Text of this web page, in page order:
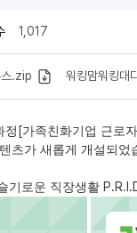
1,017
스.zip 워킹맘워킹대
정 [가족친화기업 근로
츠가 새롭게 개설되었
기로운 직장생활